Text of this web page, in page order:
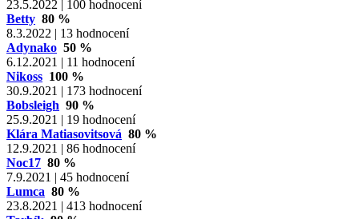
23.5.2022 | 100 hodnocení
Betty 80 %
8.3.2022 | 13 hodnocení
Adynako 50 %
6.12.2021 | 11 hodnocení
Nikoss 100 %
30.9.2021 | 173 hodnocení
Bobsleigh 90 %
25.9.2021 | 19 hodnocení
Klára Matiasovitsová 80 %
12.9.2021 | 86 hodnocení
Noc17 80 %
7.9.2021 | 45 hodnocení
Lumca 80 %
23.8.2021 | 413 hodnocení